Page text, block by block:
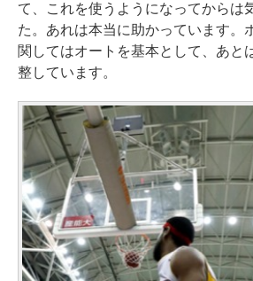
て、これを使うようになってからは
た。あれは本当に助かっています。
関してはオートを基本として、あと
整しています。